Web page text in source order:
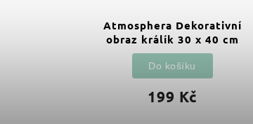
Atmosphera Dekorativní
obraz králík 30 x 40 cm
199 Kč
Do košíku